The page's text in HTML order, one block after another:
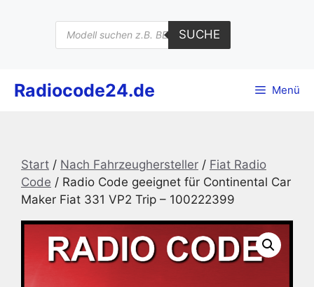
Products
search
SUCHE
Radiocode24.de Menü
Start / Nach Fahrzeughersteller / Fiat Radio
Code / Radio Code geeignet für Continental Car
Maker Fiat 331 VP2 Trip – 100222399